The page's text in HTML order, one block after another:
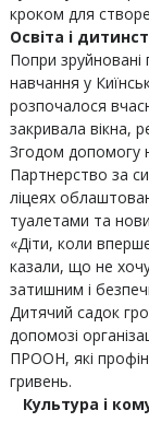
кроком для
Освіта і
Попри
навчання у
розпочалося
закривала вікна,
Згодом допомогу
Партнерство за
ліцеях
туалетами та
«Діти, коли
казали, що не
затишним і
Дитячий садок
допомозі
ПРООН, які
гривень.
Культура і